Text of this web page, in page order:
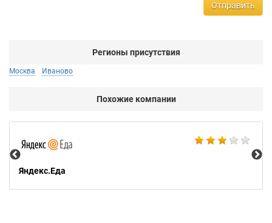
Отправить
Регионы присутствия
Москва Иваново
Похожие компании
Яндекс.Еда